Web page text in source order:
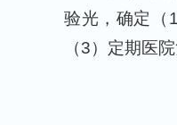
验光，确定（
（3）定期医